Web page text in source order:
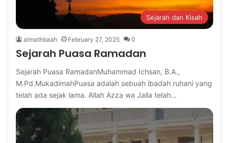
Sejarah dan Kisah
almathbaah February 27, 2025 0
Sejarah Puasa Ramadan
Sejarah Puasa RamadanMuhammad Ichsan, B.A.,
M.Pd.MukadimahPuasa adalah sebuah ibadah ruhani yang
telah ada sejak lama. Allah Azza wa Jalla telah…